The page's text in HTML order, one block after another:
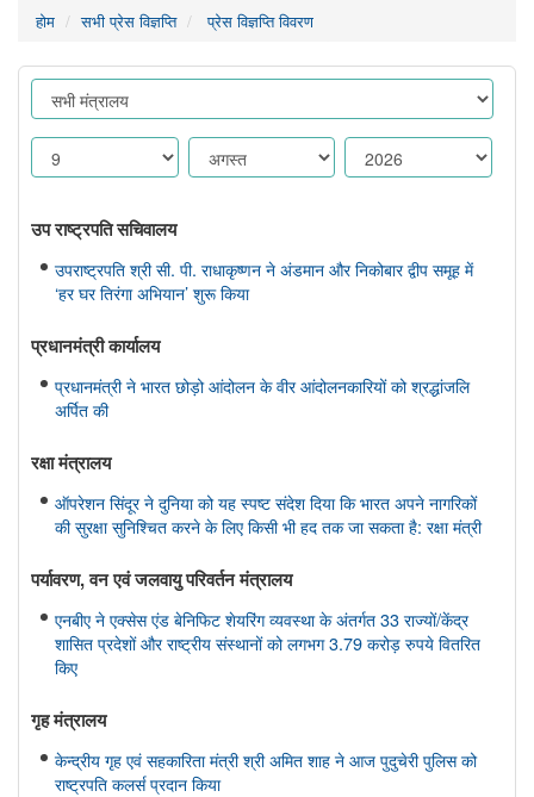
होम सभी प्रेस विज्ञप्ति प्रेस विज्ञप्ति विवरण
उप राष्ट्रपति सचिवालय
उपराष्ट्रपति श्री सी. पी. राधाकृष्णन ने अंडमान और निकोबार द्वीप समूह में
‘हर घर तिरंगा अभियान’ शुरू किया
प्रधानमंत्री कार्यालय
प्रधानमंत्री ने भारत छोड़ो आंदोलन के वीर आंदोलनकारियों को श्रद्धांजलि
अर्पित की
रक्षा मंत्रालय
ऑपरेशन सिंदूर ने दुनिया को यह स्पष्ट संदेश दिया कि भारत अपने नागरिकों
की सुरक्षा सुनिश्चित करने के लिए किसी भी हद तक जा सकता है: रक्षा मंत्री
पर्यावरण, वन एवं जलवायु परिवर्तन मंत्रालय
एनबीए ने एक्सेस एंड बेनिफिट शेयरिंग व्यवस्था के अंतर्गत 33 राज्यों/केंद्र
शासित प्रदेशों और राष्ट्रीय संस्थानों को लगभग 3.79 करोड़ रुपये वितरित
किए
गृह मंत्रालय
केन्द्रीय गृह एवं सहकारिता मंत्री श्री अमित शाह ने आज पुदुचेरी पुलिस को
राष्ट्रपति कलर्स प्रदान किया